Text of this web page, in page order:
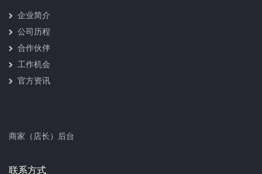
企业简介
公司历程
合作伙伴
工作机会
官方资讯
商家（店长）后台
联系方式